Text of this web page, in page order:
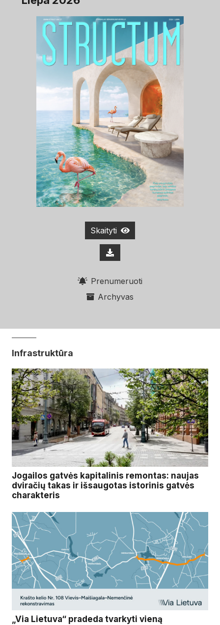
Skaityti
Prenumeruoti
Archyvas
Infrastruktūra
Jogailos gatvės kapitalinis remontas: naujas
dviračių takas ir išsaugotas istorinis gatvės
charakteris
„Via Lietuva“ pradeda tvarkyti vieną